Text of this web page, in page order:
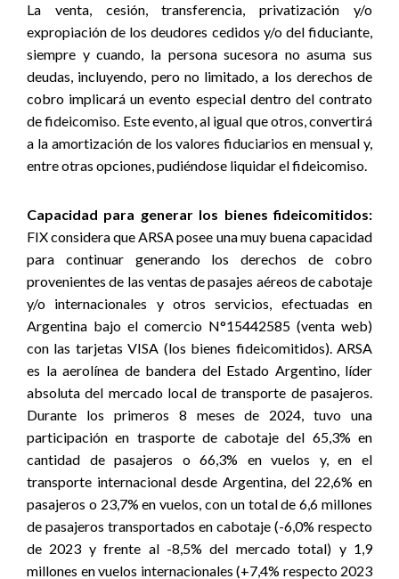
La venta, cesión, transferencia, privatización y/o
expropiación de los deudores cedidos y/o del fiduciante,
siempre y cuando, la persona sucesora no asuma sus
deudas, incluyendo, pero no limitado, a los derechos de
cobro implicará un evento especial dentro del contrato
de fideicomiso. Este evento, al igual que otros, convertirá
a la amortización de los valores fiduciarios en mensual y,
entre otras opciones, pudiéndose liquidar el fideicomiso.
Capacidad para generar los bienes fideicomitidos:
FIX considera que ARSA posee una muy buena capacidad
para continuar generando los derechos de cobro
provenientes de las ventas de pasajes aéreos de cabotaje
y/o internacionales y otros servicios, efectuadas en
Argentina bajo el comercio N°15442585 (venta web)
con las tarjetas VISA (los bienes fideicomitidos). ARSA
es la aerolínea de bandera del Estado Argentino, líder
absoluta del mercado local de transporte de pasajeros.
Durante los primeros 8 meses de 2024, tuvo una
participación en trasporte de cabotaje del 65,3% en
cantidad de pasajeros o 66,3% en vuelos y, en el
transporte internacional desde Argentina, del 22,6% en
pasajeros o 23,7% en vuelos, con un total de 6,6 millones
de pasajeros transportados en cabotaje (-6,0% respecto
de 2023 y frente al -8,5% del mercado total) y 1,9
millones en vuelos internacionales (+7,4% respecto 2023